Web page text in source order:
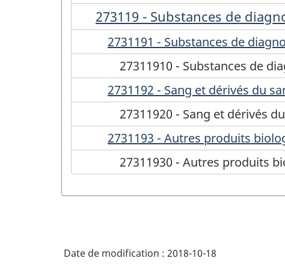
273119 - Substances de
2731191 - Substances de
27311910 - Substances de
2731192 - Sang et dérivés du
27311920 - Sang et dérivés
2731193 - Autres produits
27311930 - Autres produits
Date de modification : 2018-10-18